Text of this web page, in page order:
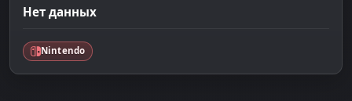
Нет данных
Nintendo